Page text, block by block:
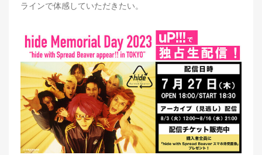
ラインで体感していただきたい。